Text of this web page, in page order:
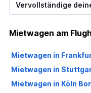
Vervollständige
Mietwagen am
Mietwagen in
Mietwagen in
Mietwagen in Köln